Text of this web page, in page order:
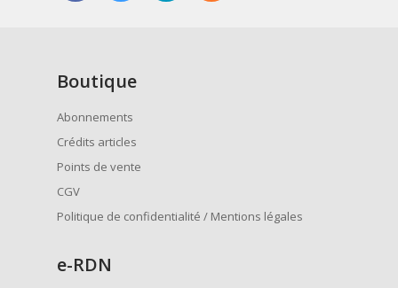
Boutique
Abonnements
Crédits articles
Points de vente
CGV
Politique de confidentialité / Mentions légales
e-RDN